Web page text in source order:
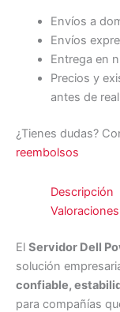
Envíos a
Envíos
Entrega en
Precios y
antes de
¿Tienes dudas?
reembolsos
Descripción
El Servidor Dell
solución
confiable,
para compañías